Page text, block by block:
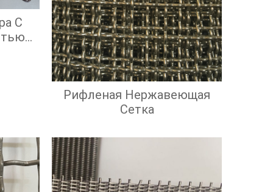
С
Рифленая Нержавеющая
Сетка